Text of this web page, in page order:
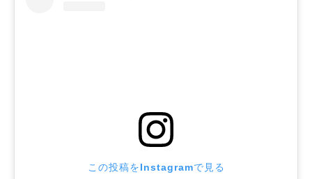
この投稿をInstagramで見る